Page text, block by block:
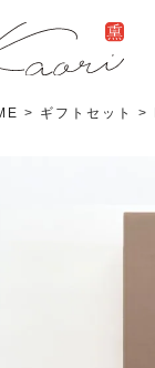
ギフトセット